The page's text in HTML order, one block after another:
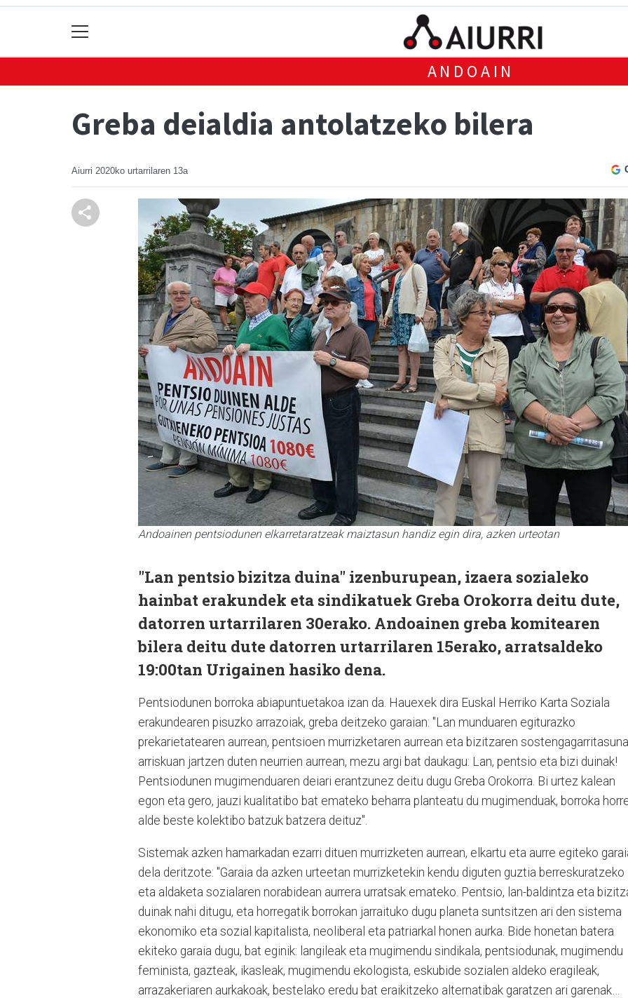
ANDOAIN
Greba deialdia antolatzeko bilera
Aiurri 2020ko urtarrilaren 13a
Andoainen pentsiodunen elkarretaratzeak maiztasun handiz egin dira, azken urteotan
"Lan pentsio bizitza duina" izenburupean, izaera sozialeko
hainbat erakundek eta sindikatuek Greba Orokorra deitu dute,
datorren urtarrilaren 30erako. Andoainen greba komitearen
bilera deitu dute datorren urtarrilaren 15erako, arratsaldeko
19:00tan Urigainen hasiko dena.
Pentsiodunen borroka abiapuntuetakoa izan da. Hauexek dira Euskal Herriko Karta Soziala
erakundearen pisuzko arrazoiak, greba deitzeko garaian: " Lan munduaren egiturazko
prekarietatearen aurrean, pentsioen murrizketaren aurrean eta bizitzaren sostengagarritasuna
arriskuan jartzen duten neurrien aurrean, mezu argi bat daukagu: Lan, pentsio eta bizi duinak!
Pentsiodunen mugimenduaren deiari erantzunez deitu dugu Greba Orokorra. Bi urtez kalean
egon eta gero, jauzi kualitatibo bat emateko beharra planteatu du mugimenduak, borroka
alde beste kolektibo batzuk batzera deituz".
Sistemak azken hamarkadan ezarri dituen murrizketen aurrean, elkartu eta aurre egiteko
dela deritzote: "Garaia da azken urteetan murrizketekin kendu diguten guztia berreskuratzeko
eta aldaketa sozialaren norabidean aurrera urratsak emateko. Pentsio, lan-baldintza eta
duinak nahi ditugu, eta horregatik borrokan jarraituko dugu planeta suntsitzen ari den sistema
ekonomiko eta sozial kapitalista, neoliberal eta patriarkal honen aurka. Bide honetan batera
ekiteko garaia dugu, bat eginik: langileak eta mugimendu sindikala, pentsiodunak, mugimendu
feminista, gazteak, ikasleak, mugimendu ekologista, eskubide sozialen aldeko eragileak,
arrazakeriaren aurkakoak, bestelako eredu bat eraikitzeko alternatibak garatzen ari garenak…